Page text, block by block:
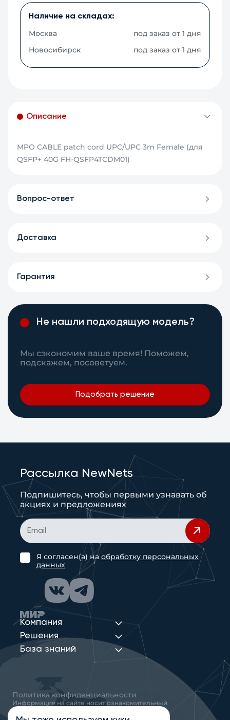
Наличие на складах:
Москва
под заказ от 1 дня
Новосибирск
под заказ от 1 дня
Описание
MPO CABLE patch cord UPC/UPC 3m Female (для
QSFP+ 40G FH-QSFP4TCDM01)
Вопрос-ответ
Доставка
Гарантия
Не нашли подходящую модель?
Мы сэкономим ваше время! Поможем,
подскажем, посоветуем.
Подобрать решение
Компания
Решения
База знаний
Рассылка NewNets
Подпишитесь, чтобы первыми узнавать об
акциях и предложениях
Я согласен(а) наобработку персональных
данных
Политика конфиденциальности
Информация на сайте носит ознакомительный
характер и не является публичной офертой,
определяемой положениями статьи 437